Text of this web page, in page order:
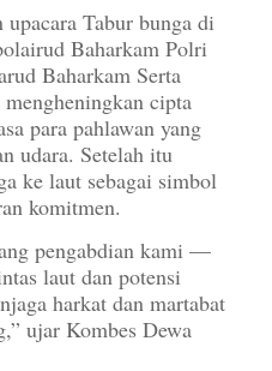
Tabur bunga di
Baharkam Polri
Baharkam Serta
cipta
para pahlawan yang
udara. Setelah itu
ke laut sebagai simbol
komitmen.
pengabdian kami —
laut dan potensi
harkat dan martabat
ujar Kombes Dewa